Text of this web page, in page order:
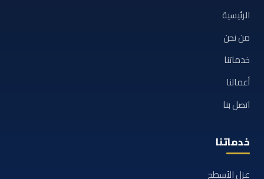
الرئيسية
من نحن
خدماتنا
أعمالنا
اتصل بنا
خدماتنا
عزل الأسطح